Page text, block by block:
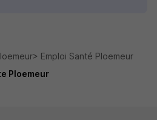
Emploi Santé Ploemeur
Ploemeur